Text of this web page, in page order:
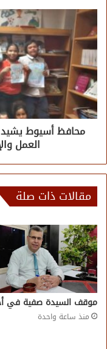
محافظ أسيوط يشيد
العمل
مقالات ذات صلة
موقف السيدة صفية في
منذ ساعة واحدة